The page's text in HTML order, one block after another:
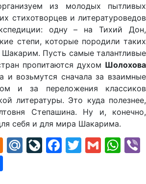
из молодых пытливых
стихотворцев и литературоведов
одну – на Тихий Дон,
степи, которые породили таких
Шакарим. Пусть самые талантливые
пропитаются духом Шолохова
возьмутся сначала за взаимные
и за переложения классиков
литературы. Это куда полезнее,
Степашина. Ну и, конечно,
себя и для мира Шакарима.
Odnoklassniki
Mail.Ru
LiveJournal
Facebook
Twitter
Gmail